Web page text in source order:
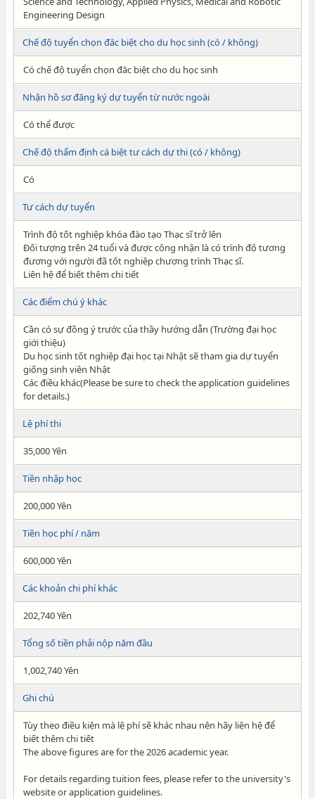
Engineering Design
Chế độ tuyển chọn đăc biệt cho du học sinh (có / không)
Có chế độ tuyển chọn đăc biệt cho du học sinh
Nhận hồ sơ đăng ký dự tuyển từ nước ngoài
Có thể được
Chế độ thẩm định cá biệt tư cách dự thi (có / không)
Có
Tư cách dự tuyển
Trình độ tốt nghiệp khóa đào tạo Thạc sĩ trở lên
Đối tượng trên 24 tuổi và được công nhận là có trình độ tương
đương với người đã tốt nghiệp chương trình Thạc sĩ.
Liên hệ để biết thêm chi tiết
Các điểm chú ý khác
Cần có sự đồng ý trước của thầy hướng dẫn (Trường đại học
giới thiệu)
Du học sinh tốt nghiệp đại học tại Nhật sẽ tham gia dự tuyển
giống sinh viên Nhật
Các điều khác(Please be sure to check the application guidelines
for details.)
Lệ phí thi
35,000 Yên
Tiền nhập học
200,000 Yên
Tiền học phí / năm
600,000 Yên
Các khoản chi phí khác
202,740 Yên
Tổng số tiền phải nộp năm đầu
1,002,740 Yên
Ghi chú
Tùy theo điều kiện mà lệ phí sẽ khác nhau nên hãy liện hệ để
biết thêm chi tiết
The above figures are for the 2026 academic year.
For details regarding tuition fees, please refer to the university's
website or application guidelines.